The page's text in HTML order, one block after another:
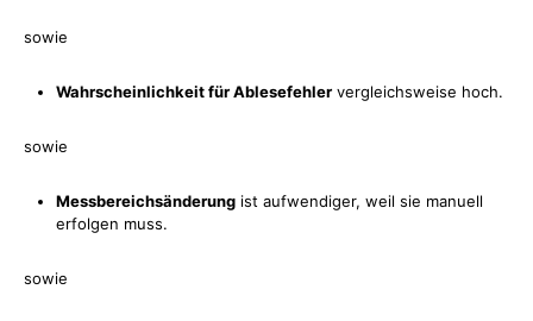
sowie
Wahrscheinlichkeit für Ablesefehler vergleichsweise hoch.
sowie
Messbereichsänderung ist aufwendiger, weil sie manuell
erfolgen muss.
sowie